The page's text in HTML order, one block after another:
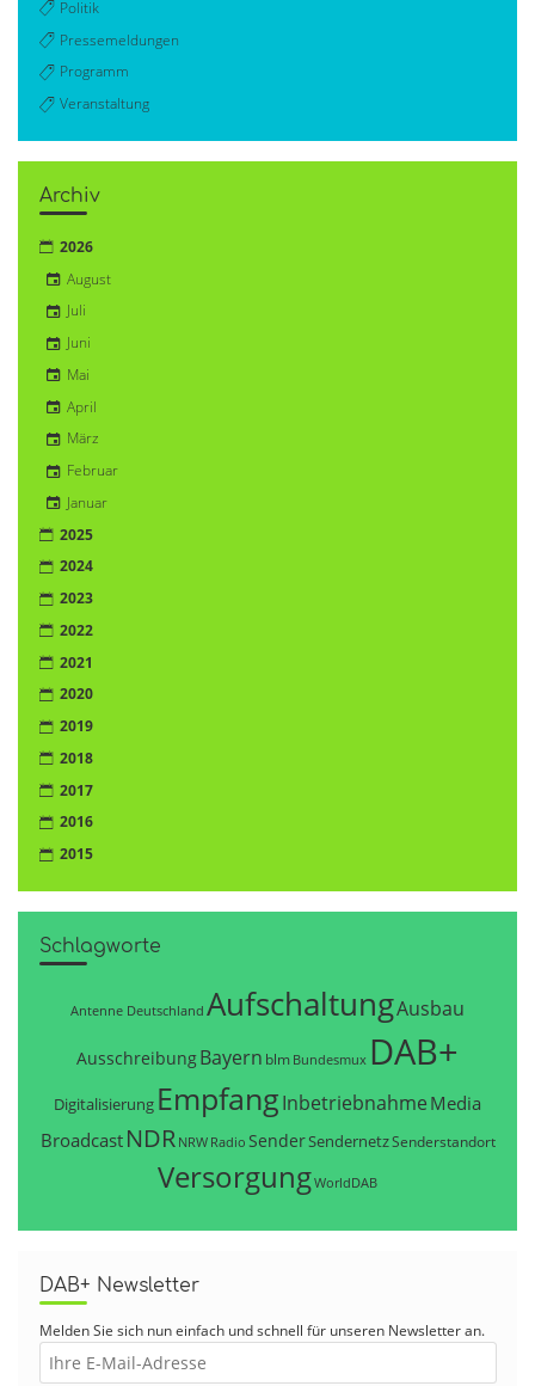
Politik
Pressemeldungen
Programm
Veranstaltung
Archiv
2026
August
Juli
Juni
Mai
April
März
Februar
Januar
2025
2024
2023
2022
2021
2020
2019
2018
2017
2016
2015
Schlagworte
Antenne Deutschland AufschaltungAusbau
AusschreibungBayern blm Bundesmux DAB+
Digitalisierung EmpfangInbetriebnahme Media
Broadcast NDR NRW Radio SenderSendernetzSenderstandort
VersorgungWorldDAB
DAB+ Newsletter
Melden Sie sich nun einfach und schnell für unseren Newsletter an.